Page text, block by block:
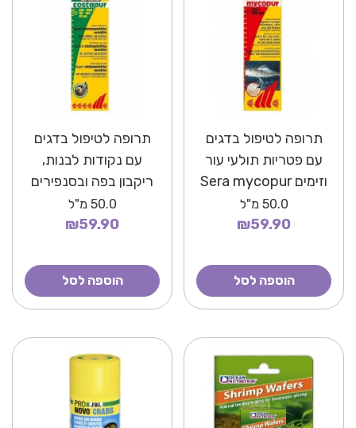
תרופה לטיפול בדגים
עם פטריות תולעי עור
וזימים Sera mycopur
50.0 מ"ל
₪59.90
הוספה לסל
תרופה לטיפול בדגים
עם נקודות לבנות,
ריקבון בפה ובסנפירים
costapur
50.0 מ"ל
₪59.90
הוספה לסל